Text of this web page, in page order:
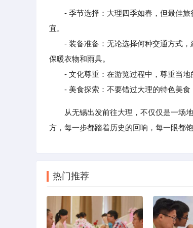
- 季节选择：大理四季如春，但最佳
宜。
- 装备准备：无论选择何种交通方式，
保暖衣物和雨具。
- 文化尊重：在游览过程中，尊重当地
- 美食探索：不要错过大理的特色美食
从无锡出发前往大理，不仅仅是一场
方，每一步都踏着历史的回响，每一眼都
热门推荐